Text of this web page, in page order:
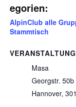
egorien:
AlpinClub alle
Stammtisch
Masa
Georgstr. 50b
Hannover,